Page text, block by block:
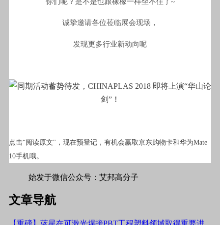
诚挚邀请各位莅临展会现场，
发现更多行业新动向呢
点击“阅读原文"，现在预登记，有机会赢取京东购物卡和华为Mate
10手机哦。
始发于微信公众号：艾邦高分子
文章导航
【重磅】蓝星在可激光焊接PBT工程塑料领域取得重要进